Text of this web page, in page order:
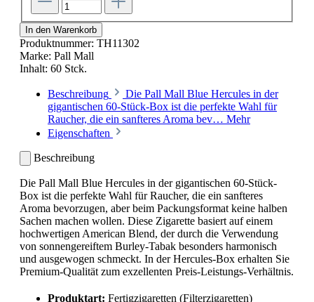
In den Warenkorb
Produktnummer: TH11302
Marke: Pall Mall
Inhalt: 60 Stck.
Beschreibung
Die Pall Mall Blue Hercules in der
gigantischen 60-Stück-Box ist die perfekte Wahl für
Raucher, die ein sanfteres Aroma bev… Mehr
Eigenschaften
Beschreibung
Die Pall Mall Blue Hercules in der gigantischen 60-Stück-
Box ist die perfekte Wahl für Raucher, die ein sanfteres
Aroma bevorzugen, aber beim Packungsformat keine halben
Sachen machen wollen. Diese Zigarette basiert auf einem
hochwertigenAmerican Blend, der durch die Verwendung
von sonnengereiftem Burley-Tabak besonders harmonisch
und ausgewogen schmeckt. In der Hercules-Box erhalten Sie
Premium-Qualität zum exzellenten Preis-Leistungs-Verhältnis.
Produktart: Fertigzigaretten (Filterzigaretten)